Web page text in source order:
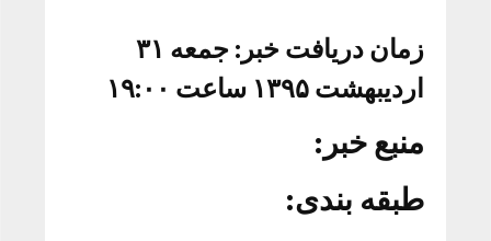
زمان دریافت خبر: جمعه ۳۱
اردیبهشت ۱۳۹۵ ساعت ۱۹:۰۰
منبع خبر:
طبقه بندی: